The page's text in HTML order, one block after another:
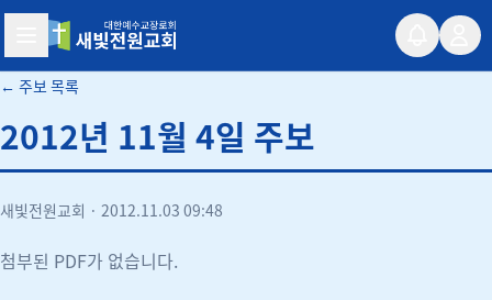
새빛전원교회
← 주보 목록
2012년 11월 4일 주보
새빛전원교회 · 2012.11.03 09:48
첨부된 PDF가 없습니다.